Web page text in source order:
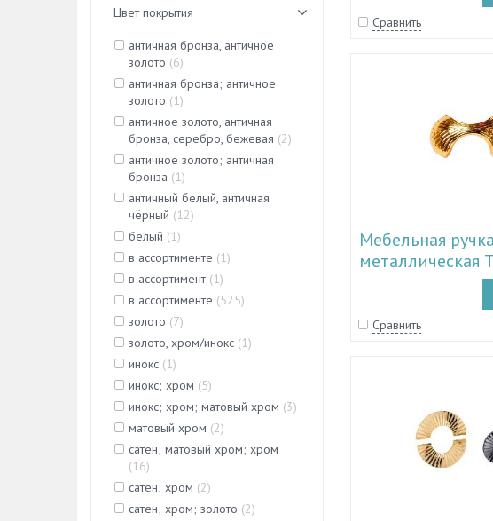
Сравнить
Мебельная ручка
металлическая
50.10033 - TL
Сравнить
Цвет покрытия
античная бронза, античное
золото (6)
античная бронза; античное
золото (1)
античное золото, античная
бронза, серебро, бежевая (2)
античное золото; античная
бронза (1)
античный белый, античная
чёрный (12)
белый (1)
в ассортименте (1)
в ассортимент (1)
в ассортименте (525)
золото (7)
золото, хром/инокс (1)
инокс (1)
инокс; хром (5)
инокс; хром; матовый хром (3)
матовый хром (2)
сатен; матовый хром; хром
(16)
сатен; хром (2)
сатен; хром; золото (2)